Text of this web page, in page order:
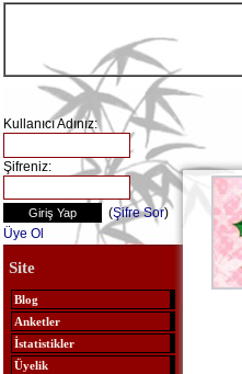
Kullanıcı Adınız:
Şifreniz:
(Şifre Sor)
Üye Ol
Site
Blog
Anketler
İstatistikler
Üyelik